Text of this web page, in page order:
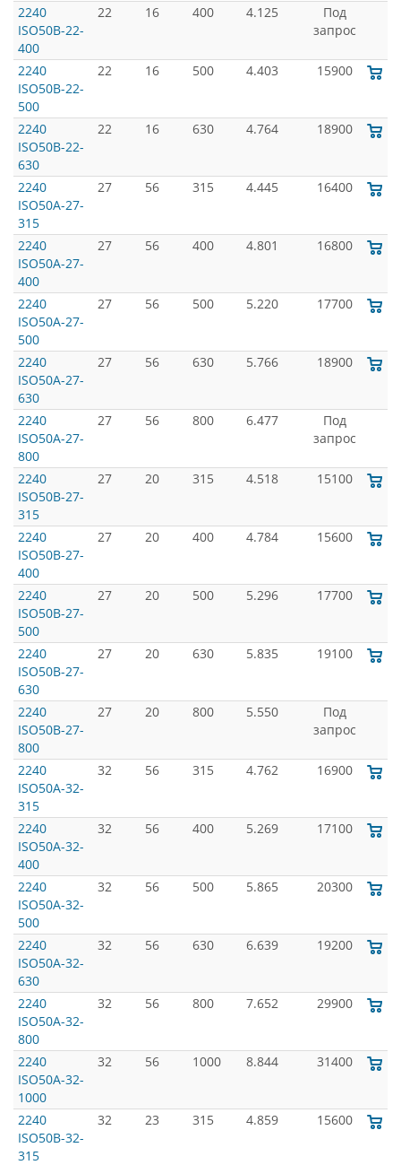
2240
ISO50B-22-
400
22 16 400 4.125
Под
запрос
2240
ISO50B-22-
500
22 16 500 4.403 15900
2240
ISO50B-22-
630
22 16 630 4.764 18900
2240
ISO50A-27-
315
27 56 315 4.445 16400
2240
ISO50A-27-
400
27 56 400 4.801 16800
2240
ISO50A-27-
500
27 56 500 5.220 17700
2240
ISO50A-27-
630
27 56 630 5.766 18900
2240
ISO50A-27-
800
27 56 800 6.477
Под
запрос
2240
ISO50B-27-
315
27 20 315 4.518 15100
2240
ISO50B-27-
400
27 20 400 4.784 15600
2240
ISO50B-27-
500
27 20 500 5.296 17700
2240
ISO50B-27-
630
27 20 630 5.835 19100
2240
ISO50B-27-
800
27 20 800 5.550
Под
запрос
2240
ISO50A-32-
315
32 56 315 4.762 16900
2240
ISO50A-32-
400
32 56 400 5.269 17100
2240
ISO50A-32-
500
32 56 500 5.865 20300
2240
ISO50A-32-
630
32 56 630 6.639 19200
2240
ISO50A-32-
800
32 56 800 7.652 29900
2240
ISO50A-32-
1000
32 56 1000 8.844 31400
2240
ISO50B-32-
315
32 23 315 4.859 15600